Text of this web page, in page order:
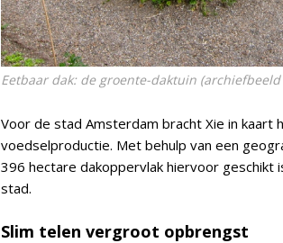
Eetbaar dak: de groente-daktuin
Voor de stad Amsterdam bracht Xie in kaart
voedselproductie. Met behulp van een
396 hectare dakoppervlak hiervoor geschikt
stad.
Slim telen vergroot opbrengst